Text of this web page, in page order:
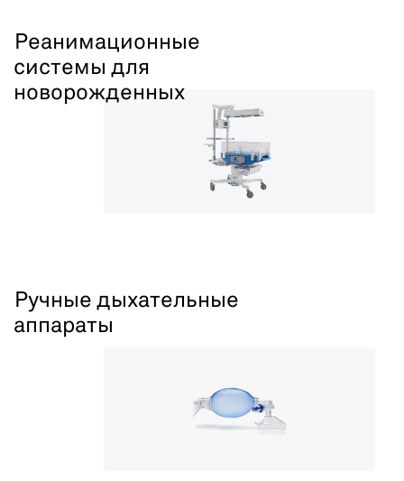
Реанимационные
системы для
новорожденных
Ручные дыхательные
аппараты